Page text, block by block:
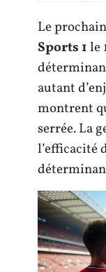
Le
Sports 1le
autant
montrent
serrée. La
l’efficacité